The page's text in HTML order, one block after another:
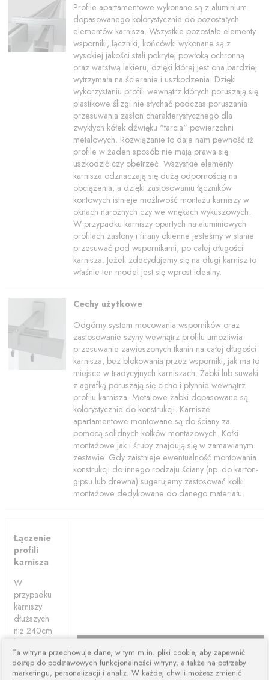
Profile apartamentowe wykonane są z aluminium
dopasowanego kolorystycznie do pozostałych
elementów karnisza. Wszystkie pozostałe elementy
wsporniki, łączniki, końcówki wykonane są z
wysokiej jakości stali pokrytej powłoką ochronną
oraz warstwą lakieru, dzięki której jest ona bardziej
wytrzymała na ścieranie i uszkodzenia. Dzięki
wykorzystaniu profili wewnątrz których poruszają się
plastikowe ślizgi nie słychać podczas poruszania
przesuwania zasłon charakterystycznego dla
zwykłych kółek dźwięku "tarcia" powierzchni
metalowych. Rozwiązanie to daje nam pewność iż
profile w żaden sposób nie mają prawa się
uszkodzić czy obetrzeć. Wszystkie elementy
karnisza odznaczają się dużą odpornością na
obciążenia, a dzięki zastosowaniu łączników
kontowych istnieje możliwość montażu karniszy w
oknach narożnych czy we wnękach wykuszowych.
W przypadku karniszy opartych na aluminiowych
profilach zasłony i firany okienne jesteśmy w stanie
przesuwać pod wspornikami, po całej długości
karnisza. Jeżeli zdecydujemy się na długi karnisz to
właśnie ten model jest się wprost idealny.
Cechy użytkowe
Odgórny system mocowania wsporników oraz
zastosowanie szyny wewnątrz profilu umożliwia
przesuwanie zawieszonych tkanin na całej długości
karnisza, bez blokowania przez wsporniki, jak ma to
miejsce w tradycyjnych karniszach. Żabki lub suwaki
z agrafką poruszają się cicho i płynnie wewnątrz
profilu karnisza. Metalowe żabki dopasowane są
kolorystycznie do konstrukcji. Karnisze
apartamentowe montowane są do ściany za
pomocą solidnych kołków montażowych. Kołki
montażowe jak i śruby znajdują się w zamawianym
zestawie. Gdy zaistnieje ewentualność montowania
konstrukcji do innego rodzaju ściany (np. do karton-
gipsu lub drewna) sugerujemy zastosować kołki
montażowe dedykowane do danego materiału.
Łączenie
profili
karnisza
W
przypadku
karniszy
dłuższych
niż 240cm
karnisze są
łączone z
dwóch lub
Ta witryna przechowuje dane, w tym m.in. pliki cookie, aby zapewnić
dostęp do podstawowych funkcjonalności witryny, a także na potrzeby
marketingu, personalizacji i analiz. W każdej chwili możesz zmienić